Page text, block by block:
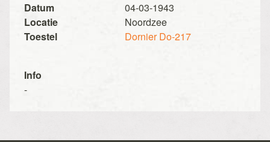
Datum
04-03-1943
Locatie
Noordzee
Toestel
Dornier Do-217
Info
-